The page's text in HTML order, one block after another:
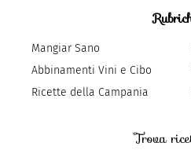
Mangiar Sano
Abbinamenti Vini e Cibo
Ricette della Campania
Trova